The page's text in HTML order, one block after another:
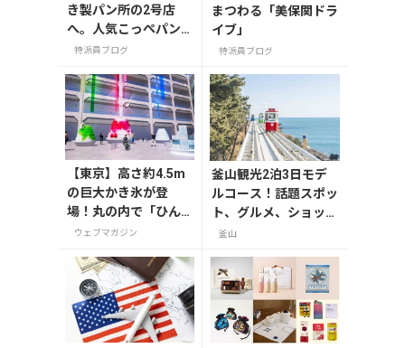
き製パン所の2号店
へ。人気こっぺパン
を市役所で味わう
特派員ブログ
まつわる「美保関ドラ
イブ」
特派員ブログ
【東京】高さ約4.5m
の巨大かき氷が登
場！丸の内で「ひん
やりＫＩＴＴＥ」が8
ウェブマガジン
釜山観光2泊3日モデ
ルコース！話題スポッ
ト、グルメ、ショッピ
ングを満喫
釜山